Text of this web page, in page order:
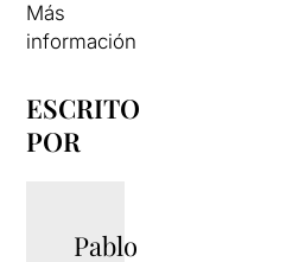
Más
información
ESCRITO
POR
Pablo